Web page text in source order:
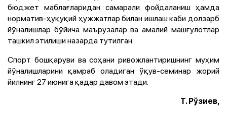
бюджет маблағларидан самарали фойдаланиш ҳамда
норматив-ҳуқуқий ҳужжатлар билан ишлаш каби долзарб
йўналишлар бўйича маърузалар ва амалий машғулотлар
ташкил этилиши назарда тутилган.
Спорт бошқаруви ва соҳани ривожлантиришнинг муҳим
йўналишларини қамраб оладиган ўқув-семинар жорий
йилнинг 27 июнига қадар давом этади.
Т. Рўзиев,